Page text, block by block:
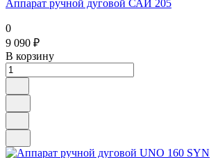
Аппарат ручной дуговой САИ 205
0
9 090 ₽
В корзину